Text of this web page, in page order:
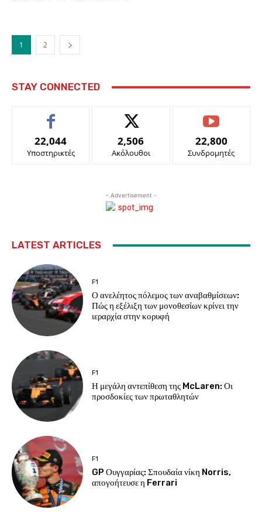
1 2
STAY CONNECTED
22,044
Υποστηρικτές
2,506
Ακόλουθοι
22,800
Συνδρομητές
- Advertisement -
LATEST ARTICLES
F1
Ο ανελέητος πόλεμος των αναβαθμίσεων:
Πώς η εξέλιξη των μονοθεσίων κρίνει την
ιεραρχία στην κορυφή
F1
Η μεγάλη αντεπίθεση της McLaren: Οι
προσδοκίες των πρωταθλητών
F1
GP Ουγγαρίας: Σπουδαία νίκη Norris,
απογοήτευσε η Ferrari